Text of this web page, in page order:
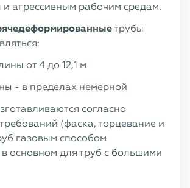
и агрессивным рабочим средам.
трубы
от 4 до 12,1 м
- в пределах немерной
согласно
(фаска, торцевание и
газовым способом
основном для труб с большими